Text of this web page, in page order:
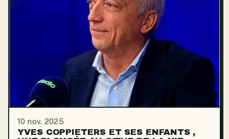
10 nov. 2025
YVES COPPIETERS ET SES ENFANTS ,